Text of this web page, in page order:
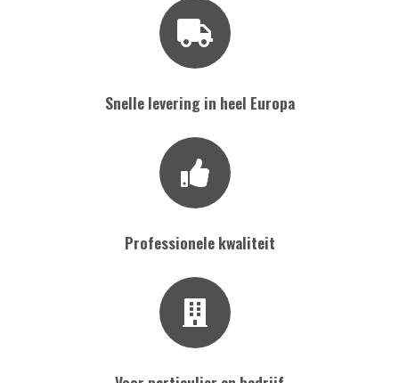
Snelle levering in heel Europa
Professionele kwaliteit